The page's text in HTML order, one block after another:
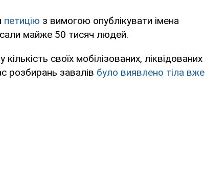
петицію з вимогою опублікувати імена
майже 50 тисяч людей.
своїх мобілізованих, ліквідованих
розбирань завалів було виявлено тіла вже